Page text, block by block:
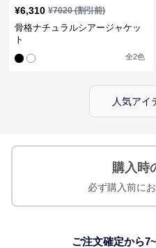
¥6,310 ¥7020(割引前)
骨格ナチュラルシアージャケッ
ト
全2色
人気アイ
購入時
必ず購入前に
ご注文確定から